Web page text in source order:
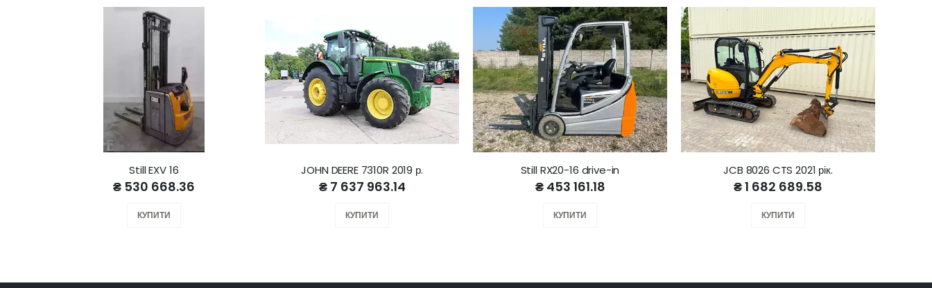
Still EXV 16
₴ 530 668.36
КУПИТИ
JOHN DEERE 7310R 2019 р.
₴ 7 637 963.14
КУПИТИ
Still RX20-16 drive-in
₴ 453 161.18
КУПИТИ
JCB 8026 CTS 2021 рік.
₴ 1 682 689.58
КУПИТИ